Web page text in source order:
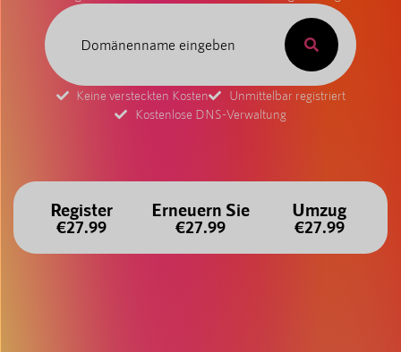
Keine versteckten Kosten
Unmittelbar registriert
Kostenlose DNS-Verwaltung
Register
€27.99
Erneuern Sie
€27.99
Umzug
€27.99